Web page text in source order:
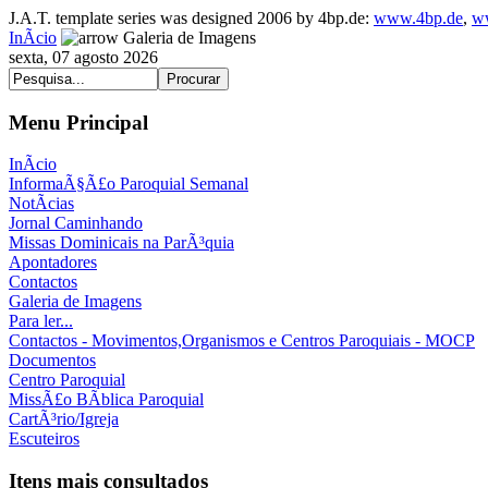
J.A.T. template series was designed 2006 by 4bp.de: www.4bp.de,
InÃ­cio
Galeria de Imagens
sexta, 07 agosto 2026
Menu Principal
InÃ­cio
InformaÃ§Ã£o Paroquial Semanal
NotÃ­cias
Jornal Caminhando
Missas Dominicais na ParÃ³quia
Apontadores
Contactos
Galeria de Imagens
Para ler...
Contactos - Movimentos,Organismos e Centros Paroquiais - MOCP
Documentos
Centro Paroquial
MissÃ£o BÃ­blica Paroquial
CartÃ³rio/Igreja
Escuteiros
Itens mais consultados